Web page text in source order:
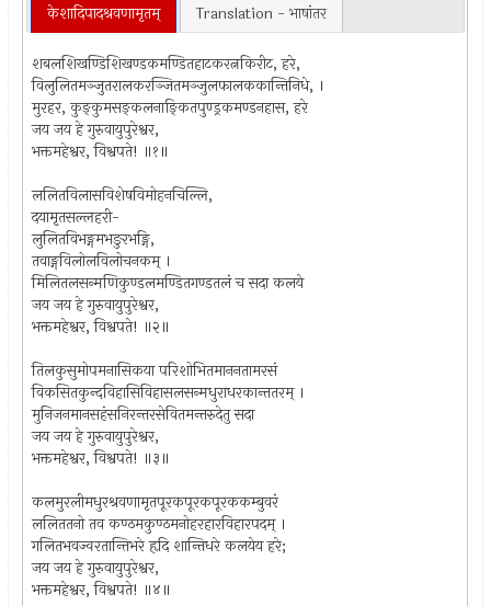
केशादिपादश्रवणामृतम् Translation - भाषांतर
शबलशिखण्डिशिखण्डकमण्डितहाटकरत्नकिरीट, हरे,
विलुलितमञ्जुतरालकरञ्जितमञ्जुलफालककान्तिनिधे, ।
मुरहर, कुङ्कुमसङ्कलनाङ्कितपुण्ड्रकमण्डनहास, हरे
जय जय हे गुरुवायुपुरेश्वर,
भक्तमहेश्वर, विश्वपते! ॥१॥
ललितविलासविशेषविमोहनचिल्लि,
दयामृतसल्लहरी-
लुलितविभङ्गमभङुरभङ्गि,
तवाङ्गविलोलविलोचनकम् ।
मिलितलसन्मणिकुण्डलमण्डितगण्डतलं च सदा कलये
जय जय हे गुरुवायुपुरेश्वर,
भक्तमहेश्वर, विश्वपते! ॥२॥
तिलकुसुमोपमनासिकया परिशोभितमाननतामरसं
विकसितकुन्दविहासिविहासलसन्मधुराधरकान्ततरम् ।
मुनिजनमानसहंसनिरन्तरसेवितमन्तरुदेतु सदा
जय जय हे गुरुवायुपुरेश्वर,
भक्तमहेश्वर, विश्वपते! ॥३॥
कलमुरलीमधुरश्रवणामृतपूरकपूरकपूरककम्बुवरं
ललिततनो तव कण्ठमकुण्ठमनोहरहारविहारपदम् ।
गलितभवज्वरतान्तिभरे हृदि शान्तिधरे कलयेय हरे;
जय जय हे गुरुवायुपुरेश्वर,
भक्तमहेश्वर, विश्वपते! ॥४॥